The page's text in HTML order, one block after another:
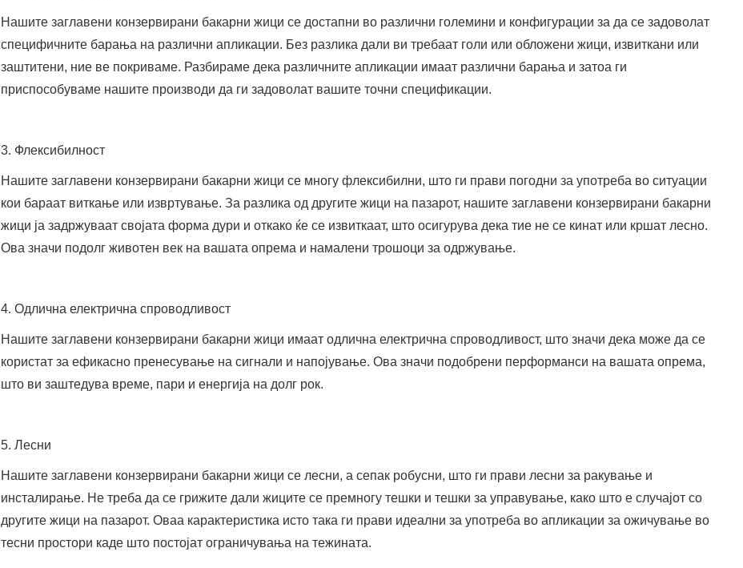
Македонски
Srpski језик
Нашите заглавени конзервирани бакарни жици се достапни во различни големини и конфигурации за да се задоволат
специфичните барања на различни апликации. Без разлика дали ви требаат голи или обложени жици, извиткани или
заштитени, ние ве покриваме. Разбираме дека различните апликации имаат различни барања и затоа ги
приспособуваме нашите производи да ги задоволат вашите точни спецификации.
3. Флексибилност
Нашите заглавени конзервирани бакарни жици се многу флексибилни, што ги прави погодни за употреба во ситуации
кои бараат виткање или извртување. За разлика од другите жици на пазарот, нашите заглавени конзервирани бакарни
жици ја задржуваат својата форма дури и откако ќе се извиткаат, што осигурува дека тие не се кинат или кршат лесно.
Ова значи подолг животен век на вашата опрема и намалени трошоци за одржување.
4. Одлична електрична спроводливост
Нашите заглавени конзервирани бакарни жици имаат одлична електрична спроводливост, што значи дека може да се
користат за ефикасно пренесување на сигнали и напојување. Ова значи подобрени перформанси на вашата опрема,
што ви заштедува време, пари и енергија на долг рок.
5. Лесни
Нашите заглавени конзервирани бакарни жици се лесни, а сепак робусни, што ги прави лесни за ракување и
инсталирање. Не треба да се грижите дали жиците се премногу тешки и тешки за управување, како што е случајот со
другите жици на пазарот. Оваа карактеристика исто така ги прави идеални за употреба во апликации за ожичување во
тесни простори каде што постојат ограничувања на тежината.